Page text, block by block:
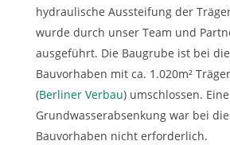
hydraulische Aussteifung der
wurde durch unser Team und
ausgeführt. Die Baugrube ist bei
Bauvorhaben mit ca. 1.020m²
(Berliner Verbau) umschlossen. Eine
Grundwasserabsenkung war bei
Bauvorhaben nicht erforderlich.